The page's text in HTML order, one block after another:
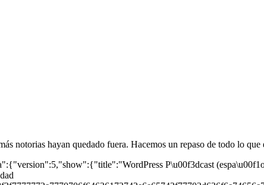
notorias hayan quedado fuera. Hacemos un repaso de todo lo que
P\u00f3dcast